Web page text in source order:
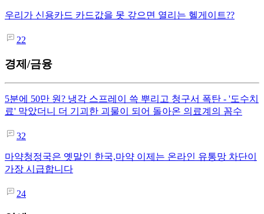
우리가 신용카드 카드값을 못 갚으면 열리는 헬게이트??
22
경제/금융
5분에 50만 원? 냉각 스프레이 쓱 뿌리고 청구서 폭탄 - '도수치
료' 막았더니 더 기괴한 괴물이 되어 돌아온 의료계의 꼼수
32
마약청정국은 옛말인 한국,마약 이제는 온라인 유통망 차단이
가장 시급합니다
24